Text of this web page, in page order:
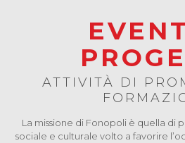
ATTIVITÀ DI
La missione di Fonopoli è quella di
sociale e culturale volto a favorire